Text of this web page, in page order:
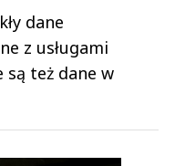
dane
z usługami
są też dane w